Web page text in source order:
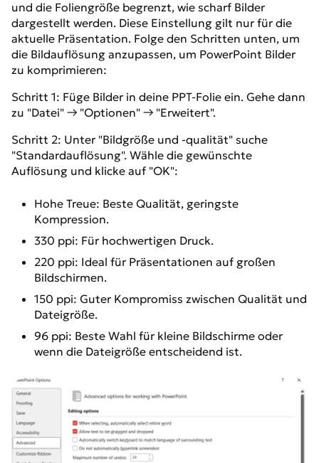
und die Foliengröße begrenzt, wie scharf Bilder
dargestellt werden. Diese Einstellung gilt nur für die
aktuelle Präsentation. Folge den Schritten unten, um
die Bildauflösung anzupassen, um PowerPoint Bilder
zu komprimieren:
Schritt 1: Füge Bilder in deine PPT-Folie ein. Gehe dann
zu "Datei" → "Optionen" → "Erweitert".
Schritt 2: Unter "Bildgröße und -qualität" suche
"Standardauflösung". Wähle die gewünschte
Auflösung und klicke auf "OK":
Hohe Treue: Beste Qualität, geringste
Kompression.
330 ppi: Für hochwertigen Druck.
220 ppi: Ideal für Präsentationen auf großen
Bildschirmen.
150 ppi: Guter Kompromiss zwischen Qualität und
Dateigröße.
96 ppi: Beste Wahl für kleine Bildschirme oder
wenn die Dateigröße entscheidend ist.